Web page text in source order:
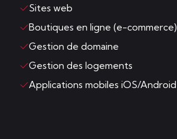
Sites web
Boutiques en ligne (e-commerce)
Gestion de domaine
Gestion des logements
Applications mobiles iOS/Android